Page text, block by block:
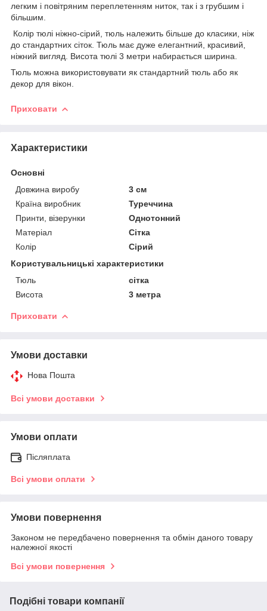
легким і повітряним переплетенням ниток, так і з грубшим і
більшим.
Колір тюлі ніжно-сірий, тюль належить більше до класики, ніж
до стандартних сіток. Тюль має дуже елегантний, красивий,
ніжний вигляд. Висота тюлі 3 метри набирається ширина.
Тюль можна використовувати як стандартний тюль або як
декор для вікон.
Приховати
Характеристики
Основні
Довжина виробу
3 см
Країна виробник
Туреччина
Принти, візерунки
Однотонний
Матеріал
Сітка
Колір
Сірий
Користувальницькі характеристики
Тюль
сітка
Висота
3 метра
Приховати
Умови доставки
Нова Пошта
Всі умови доставки
Умови оплати
Післяплата
Всі умови оплати
Умови повернення
Законом не передбачено повернення та обмін даного товару
належної якості
Всі умови повернення
Подібні товари компанії